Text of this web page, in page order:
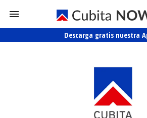
Descarga gratis nuestra